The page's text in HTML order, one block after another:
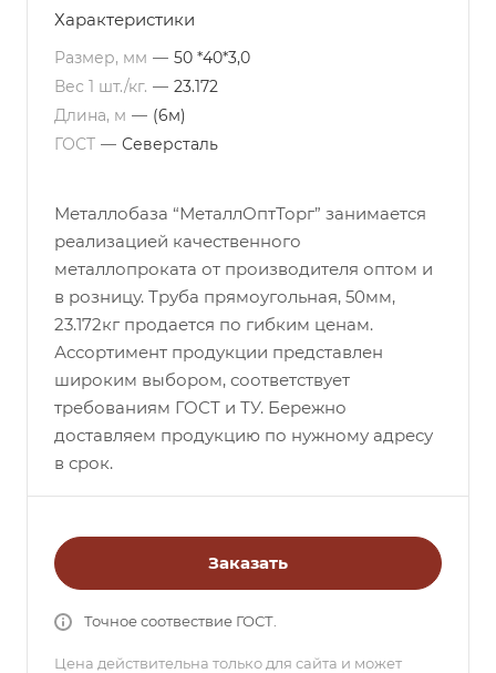
Характеристики
Размер, мм — 50 *40*3,0
Вес 1 шт./кг. — 23.172
Длина, м — (6м)
ГОСТ — Северсталь
Металлобаза “МеталлОптТорг” занимается
реализацией качественного
металлопроката от производителя оптом и
в розницу. Труба прямоугольная, 50мм,
23.172кг продается по гибким ценам.
Ассортимент продукции представлен
широким выбором, соответствует
требованиям ГОСТ и ТУ. Бережно
доставляем продукцию по нужному адресу
в срок.
Заказать
Точное соотвествие ГОСТ.
Цена действительна только для сайта и может